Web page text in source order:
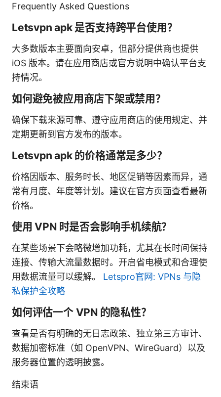
Frequently Asked Questions
Letsvpn apk 是否支持跨平台使用？
大多数版本主要面向安卓，但部分提供商也提供
iOS 版本。请在应用商店或官方说明中确认平台支
持情况。
如何避免被应用商店下架或禁用？
确保下载来源可靠、遵守应用商店的使用规定、并
定期更新到官方发布的版本。
Letsvpn apk 的价格通常是多少？
价格因版本、服务时长、地区促销等因素而异，通
常有月度、年度等计划。建议在官方页面查看最新
价格。
使用 VPN 时是否会影响手机续航？
在某些场景下会略微增加功耗，尤其在长时间保持
连接、传输大流量数据时。开启省电模式和合理使
用数据流量可以缓解。 Letspro官网: VPNs 与隐
私保护全攻略
如何评估一个 VPN 的隐私性？
查看是否有明确的无日志政策、独立第三方审计、
数据加密标准（如 OpenVPN、WireGuard）以及
服务器位置的透明披露。
结束语